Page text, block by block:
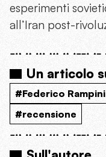
esperimenti
all’Iran post-
Un articolo
#Federico Rampini
#recensione